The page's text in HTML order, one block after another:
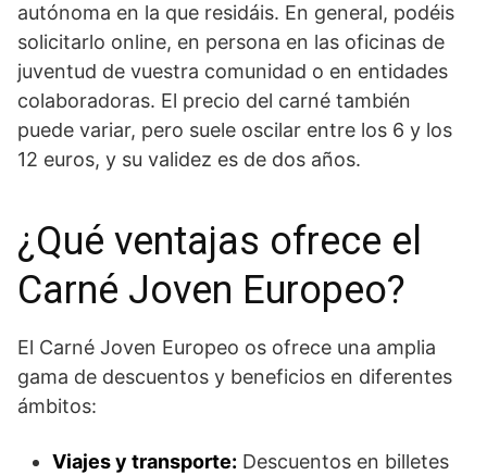
autónoma en la que residáis. En general, podéis
solicitarlo online, en persona en las oficinas de
juventud de vuestra comunidad o en entidades
colaboradoras. El precio del carné también
puede variar, pero suele oscilar entre los 6 y los
12 euros, y su validez es de dos años.
¿Qué ventajas ofrece el
Carné Joven Europeo?
El Carné Joven Europeo os ofrece una amplia
gama de descuentos y beneficios en diferentes
ámbitos:
Viajes y transporte: Descuentos en billetes